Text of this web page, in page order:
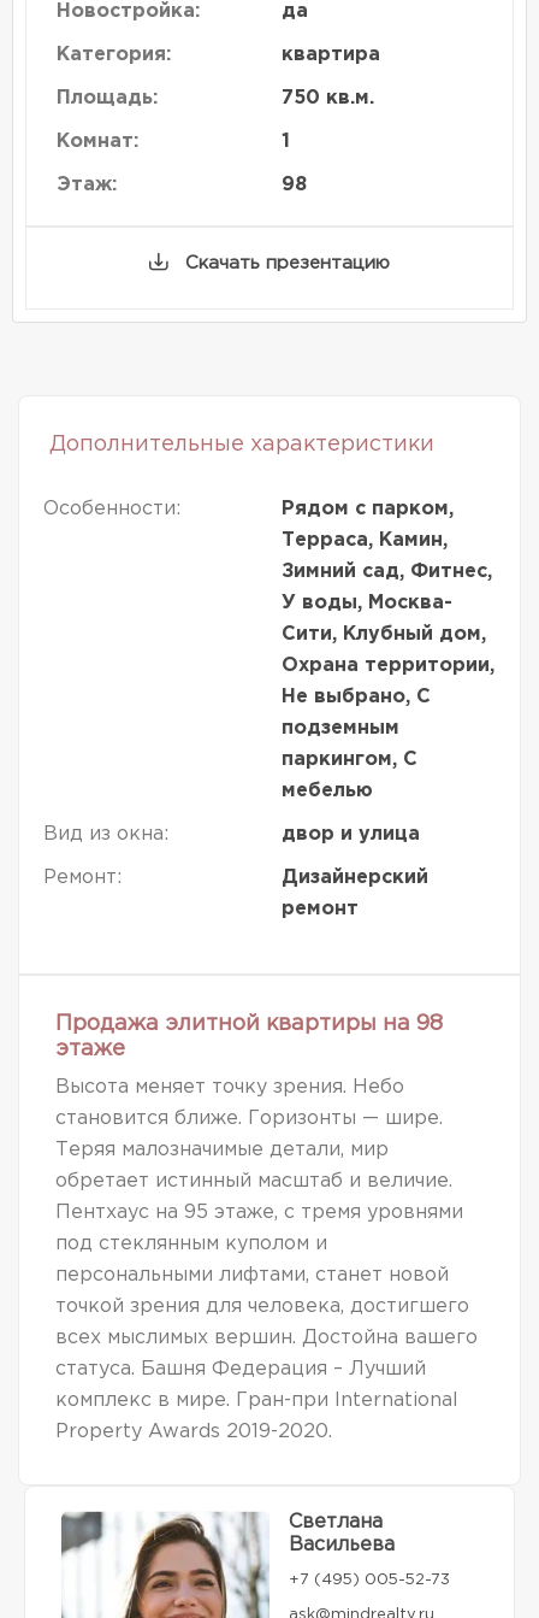
Новостройка: да
Категория: квартира
Площадь: 750 кв.м.
Комнат: 1
Этаж: 98
Скачать презентацию
Дополнительные характеристики
Особенности:
Рядом с парком,
Терраса, Камин,
Зимний сад, Фитнес,
У воды, Москва-
Сити, Клубный дом,
Охрана территории,
Не выбрано, С
подземным
паркингом, С
мебелью
Вид из окна: двор и улица
Ремонт:
Дизайнерский
ремонт
Продажа элитной квартиры на 98
этаже
Высота меняет точку зрения. Небо
становится ближе. Горизонты — шире.
Теряя малозначимые детали, мир
обретает истинный масштаб и величие.
Пентхаус на 95 этаже, с тремя уровнями
под стеклянным куполом и
персональными лифтами, станет новой
точкой зрения для человека, достигшего
всех мыслимых вершин. Достойна вашего
статуса. Башня Федерация – Лучший
комплекс в мире. Гран-при International
Property Awards 2019-2020.
Светлана
Васильева
+7 (495) 005-52-73
ask@mindrealty.ru